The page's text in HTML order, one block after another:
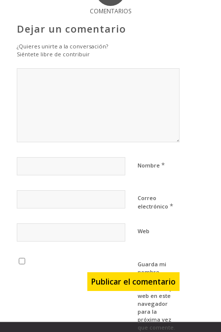
COMENTARIOS
Dejar un comentario
¿Quieres unirte a la conversación?
Siéntete libre de contribuir
Nombre *
Correo
electrónico *
Web
Guarda mi
nombre,
correo
web en este
navegador
para la
próxima vez
que comente.